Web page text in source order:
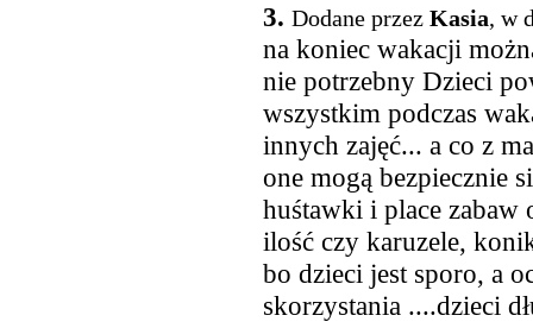
3. Dodane przez Kasia, w
na koniec wakacji
nie potrzebny Dzieci
wszystkim podczas
innych zajęć... a co z
one mogą bezpiecznie
huśtawki i place
ilość czy karuzele,
bo dzieci jest sporo, a
skorzystania ....dzieci